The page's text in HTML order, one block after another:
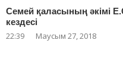
Семей қаласының әкімі
кездесі
22:39 Маусым 27, 2018